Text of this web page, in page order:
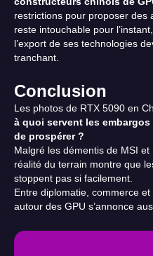
restrictions pour proposer des
reste intouchable pour
l’export de ses technologies
tranchant.
Conclusion
Les photos de RTX 5090 en
à quoi servent les
de prospérer ?
Malgré les démentis de MSI
réalité du terrain montre que
stoppent pas si facilement.
Entre diplomatie, commerce
autour des GPU s’annonce